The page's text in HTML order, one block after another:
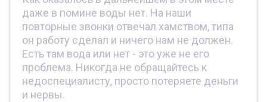
даже в помине воды нет. На наши
повторные звонки отвечал хамством, типа
он работу сделал и ничего нам не должен.
Есть там вода или нет - это уже не его
проблема. Никогда не обращайтесь к
недоспециалисту, просто потеряете деньги
и нервы.